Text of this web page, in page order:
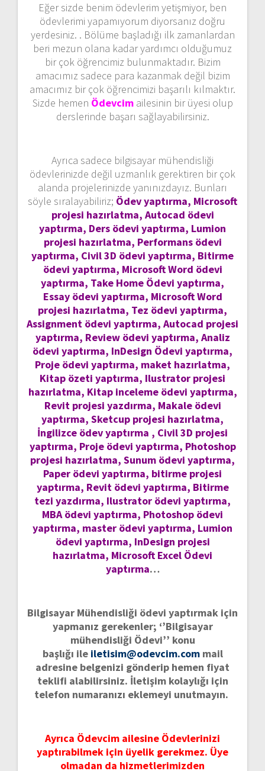
Eğer sizde benim ödevlerim yetişmiyor, ben
ödevlerimi yapamıyorum diyorsanız doğru
yerdesiniz. . Bölüme başladığı ilk zamanlardan
beri mezun olana kadar yardımcı olduğumuz
bir çok öğrencimiz bulunmaktadır. Bizim
amacımız sadece para kazanmak değil bizim
amacımız bir çok öğrencimizi başarılı kılmaktır.
Sizde hemen Ödevcimailesinin bir üyesi olup
derslerinde başarı sağlayabilirsiniz.
Ayrıca sadece bilgisayar mühendisliği
ödevlerinizde değil uzmanlık gerektiren bir çok
alanda projelerinizde yanınızdayız. Bunları
söyle sıralayabiliriz; Ödev yaptırma, Microsoft
projesi hazırlatma, Autocad ödevi
yaptırma, Ders ödevi yaptırma, Lumion
projesi hazırlatma, Performans ödevi
yaptırma, Civil 3D ödevi yaptırma, Bitirme
ödevi yaptırma, Microsoft Word ödevi
yaptırma, Take Home Ödevi yaptırma,
Essay ödevi yaptırma, Microsoft Word
projesi hazırlatma, Tez ödevi yaptırma,
Assignment ödevi yaptırma, Autocad projesi
yaptırma, Review ödevi yaptırma, Analiz
ödevi yaptırma, InDesign Ödevi yaptırma,
Proje ödevi yaptırma, maket hazırlatma,
Kitap özeti yaptırma, Ilustrator projesi
hazırlatma, Kitap inceleme ödevi yaptırma,
Revit projesi yazdırma, Makale ödevi
yaptırma, Sketcup projesi hazırlatma,
İngilizce ödev yaptırma , Civil 3D projesi
yaptırma, Proje ödevi yaptırma, Photoshop
projesi hazırlatma, Sunum ödevi yaptırma,
Paper ödevi yaptırma, bitirme projesi
yaptırma, Revit ödevi yaptırma, Bitirme
tezi yazdırma, Ilustrator ödevi yaptırma,
MBA ödevi yaptırma, Photoshop ödevi
yaptırma, master ödevi yaptırma, Lumion
ödevi yaptırma, InDesign projesi
hazırlatma, Microsoft Excel Ödevi
yaptırma…
Bilgisayar Mühendisliği ödevi yaptırmak için
yapmanız gerekenler; ‘’Bilgisayar
mühendisliği Ödevi’’ konu
başlığı ile iletisim@odevcim.com mail
adresine belgenizi gönderip hemen fiyat
teklifi alabilirsiniz. İletişim kolaylığı için
telefon numaranızı eklemeyi unutmayın.
Ayrıca Ödevcim ailesine Ödevlerinizi
yaptırabilmek için üyelik gerekmez. Üye
olmadan da hizmetlerimizden